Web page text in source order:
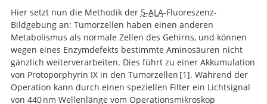
Hier setzt nun die Methodik der 5-ALA-Fluoreszenz-
Bildgebung an: Tumorzellen haben einen anderen
Metabolismus als normale Zellen des Gehirns, und können
wegen eines Enzymdefekts bestimmte Aminosäuren nicht
gänzlich weiterverarbeiten. Dies führt zu einer Akkumulation
von Protoporphyrin IX in den Tumorzellen 1 . Während der
Operation kann durch einen speziellen Filter ein Lichtsignal
von 440 nm Wellenlänge vom Operationsmikroskop